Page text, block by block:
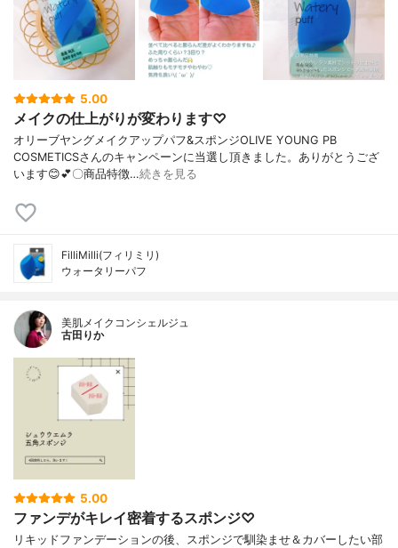
5.00
メイクの仕上がりが変わります♡
オリーブヤングメイクアップパフ&スポンジOLIVE YOUNG PB
COSMETICSさんのキャンペーンに当選し頂きました。ありがとうござ
います😊💕〇商品特徴…続きを見る
FilliMilli(フィリミリ)
ウォータリーパフ
美肌メイクコンシェルジュ
古田りか
5.00
ファンデがキレイ密着するスポンジ♡
リキッドファンデーションの後、スポンジで馴染ませ＆カバーしたい部